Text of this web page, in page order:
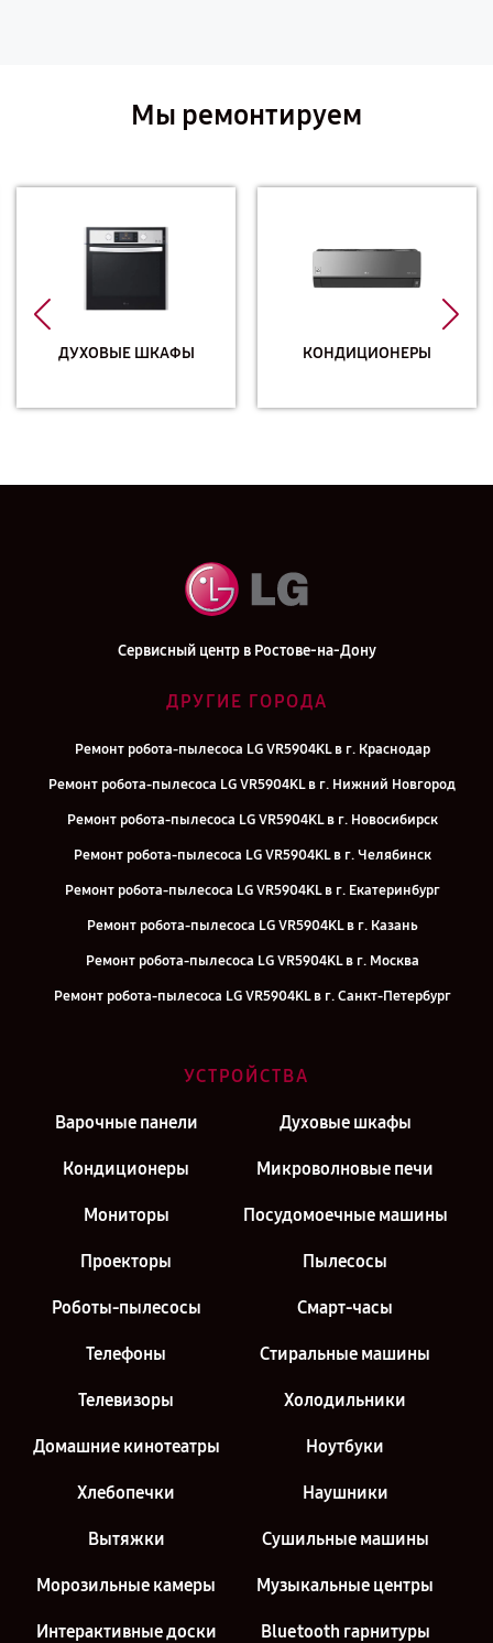
Мы ремонтируем
ДУХОВЫЕ ШКАФЫ КОНДИЦИОНЕРЫ
Сервисный центр в Ростове-на-Дону
ДРУГИЕ ГОРОДА
Ремонт робота-пылесоса LG VR5904KL в г. Краснодар
Ремонт робота-пылесоса LG VR5904KL в г. Нижний Новгород
Ремонт робота-пылесоса LG VR5904KL в г. Новосибирск
Ремонт робота-пылесоса LG VR5904KL в г. Челябинск
Ремонт робота-пылесоса LG VR5904KL в г. Екатеринбург
Ремонт робота-пылесоса LG VR5904KL в г. Казань
Ремонт робота-пылесоса LG VR5904KL в г. Москва
Ремонт робота-пылесоса LG VR5904KL в г. Санкт-Петербург
УСТРОЙСТВА
Варочные панели Духовые шкафы
Кондиционеры Микроволновые печи
Мониторы Посудомоечные машины
Проекторы Пылесосы
Роботы-пылесосы Смарт-часы
Телефоны Стиральные машины
Телевизоры Холодильники
Домашние кинотеатры Ноутбуки
Хлебопечки Наушники
Вытяжки Сушильные машины
Морозильные камеры Музыкальные центры
Интерактивные доски Bluetooth гарнитуры